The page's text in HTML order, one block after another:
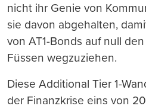
nicht ihr Genie von
sie davon abgehalten,
von AT1-Bonds auf null
Füssen wegzuziehen.
Diese Additional Tier 1-
der Finanzkrise eins von